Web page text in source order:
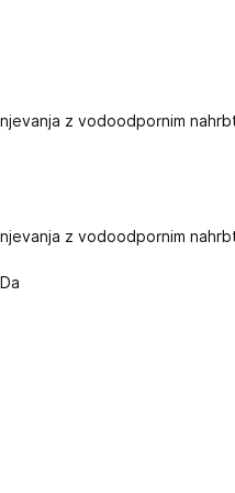
z vodoodpornim
z vodoodpornim